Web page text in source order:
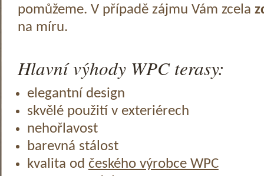
pomůžeme. V případě zájmu Vám zcela
na míru.
Hlavní výhody WPC terasy:
elegantní design
skvělé použití v exteriérech
nehořlavost
barevná stálost
kvalita od českého výrobce WPC